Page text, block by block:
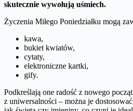
skutecznie wywołują uśmiech.
Życzenia Miłego Poniedziałku mogą
kawa,
bukiet kwiatów,
cytaty,
elektroniczne kartki,
gify.
Podkreślają one radość z nowego
z uniwersalności – można je